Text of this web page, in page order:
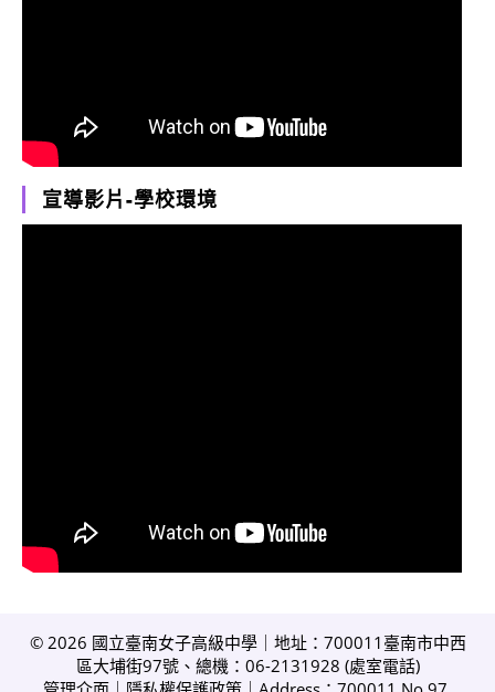
宣導影片-學校環境
© 2026 國立臺南女子高級中學｜地址：700011臺南市中西
區大埔街97號、總機：06-2131928 (處室電話)